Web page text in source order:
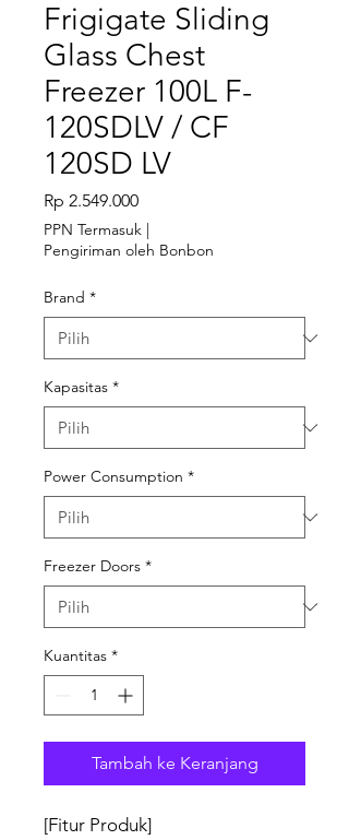
Frigigate Sliding
Glass Chest
Freezer 100L F-
120SDLV / CF
120SD LV
Rp 2.549.000Harga
PPN Termasuk |
Pengiriman oleh Bonbon
Brand *
Kapasitas *
Power Consumption *
Freezer Doors *
Kuantitas *
Tambah ke Keranjang
[Fitur Produk]